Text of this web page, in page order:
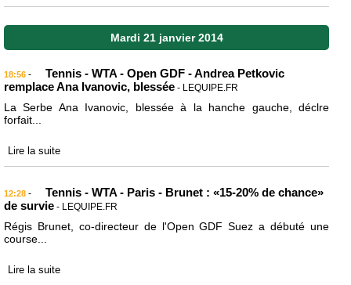
Mardi 21 janvier 2014
18:56 -
Tennis - WTA - Open GDF - Andrea Petkovic
remplace Ana Ivanovic, blessée - LEQUIPE.FR
La Serbe Ana Ivanovic, blessée à la hanche gauche, déclre
forfait...
Lire la suite
12:28 -
Tennis - WTA - Paris - Brunet : «15-20% de chance»
de survie - LEQUIPE.FR
Régis Brunet, co-directeur de l'Open GDF Suez a débuté une
course...
Lire la suite